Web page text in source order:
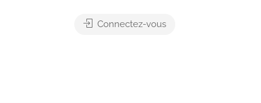
Connectez-vous